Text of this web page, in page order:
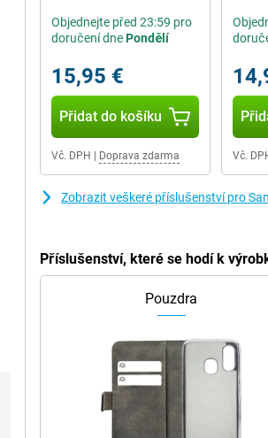
Objednejte před 23:59 pro
doručení dnePondělí
15,95 €
Přidat do košíku
Vč. DPH Doprava zdarma Vč.
Zobrazit veškeré příslušenství pro
Příslušenství, které se hodí k
Pouzdra